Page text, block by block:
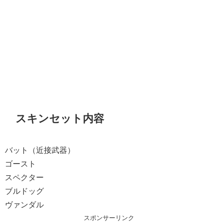
スキンセット内容
バット（近接武器）
ゴースト
スペクター
ブルドッグ
ヴァンダル
スポンサーリンク